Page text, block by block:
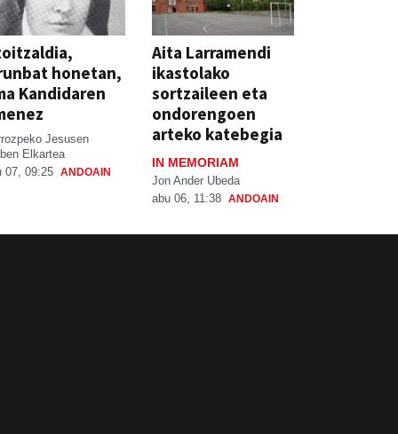
honetan,
Kandidaren
Jesusen
Elkartea
07, 09:25 ANDOAIN
Aita Larramendi
ikastolako
sortzaileen eta
ondorengoen
arteko katebegia
IN MEMORIAM
Jon Ander Ubeda
abu 06, 11:38 ANDOAIN